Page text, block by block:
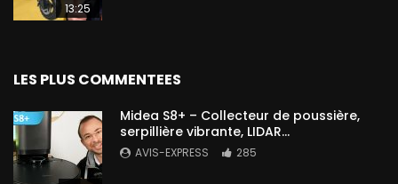
13:25
LES PLUS COMMENTEES
Midea S8+ – Collecteur de poussière,
serpillière vibrante, LIDAR…
AVIS-EXPRESS 285